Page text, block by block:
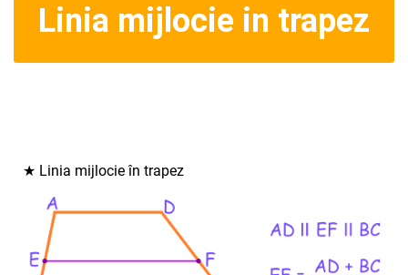
Linia mijlocie in trapez
★ Linia mijlocie în trapez